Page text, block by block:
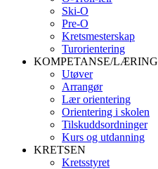
Ski-O
Pre-O
Kretsmesterskap
Turorientering
KOMPETANSE/LÆRING
Utøver
Arrangør
Lær orientering
Orientering i skolen
Tilskuddsordninger
Kurs og utdanning
KRETSEN
Kretsstyret